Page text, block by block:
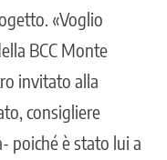
«Voglio
BCC Monte
invitato alla
consigliere
poiché è stato lui a